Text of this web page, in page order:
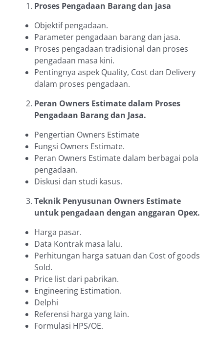
Proses Pengadaan Barang dan jasa
Objektif pengadaan.
Parameter pengadaan barang dan jasa.
Proses pengadaan tradisional dan proses
pengadaan masa kini.
Pentingnya aspek Quality, Cost dan Delivery
dalam proses pengadaan.
Peran Owners Estimate dalam Proses
Pengadaan Barang dan Jasa.
Pengertian Owners Estimate
Fungsi Owners Estimate.
Peran Owners Estimate dalam berbagai pola
pengadaan.
Diskusi dan studi kasus.
Teknik Penyusunan Owners Estimate
untuk pengadaan dengan anggaran Opex.
Harga pasar.
Data Kontrak masa lalu.
Perhitungan harga satuan dan Cost of goods
Sold.
Price list dari pabrikan.
Engineering Estimation.
Delphi
Referensi harga yang lain.
Formulasi HPS/OE.